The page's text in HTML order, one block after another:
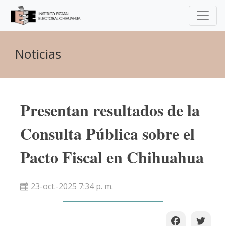
Noticias
Presentan resultados de la
Consulta Pública sobre el
Pacto Fiscal en Chihuahua
23-oct.-2025 7:34 p. m.